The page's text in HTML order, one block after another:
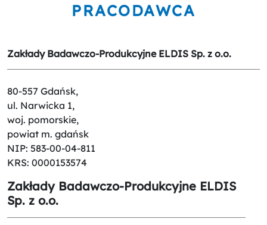
PRACODAWCA
Zakłady Badawczo-Produkcyjne ELDIS Sp. z o.o.
80-557 Gdańsk,
ul. Narwicka 1,
woj. pomorskie,
powiat m. gdańsk
NIP: 583-00-04-811
KRS: 0000153574
Zakłady Badawczo-Produkcyjne ELDIS
Sp. z o.o.